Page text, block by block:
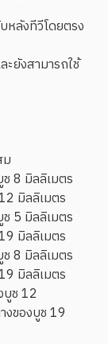
หลังทีวีโดยตรง
ยังสามารถใช้
8 มิลลิเมตร
มิลลิเมตร
5 มิลลิเมตร
มิลลิเมตร
8 มิลลิเมตร
มิลลิเมตร
ช 12
งของบูช 19